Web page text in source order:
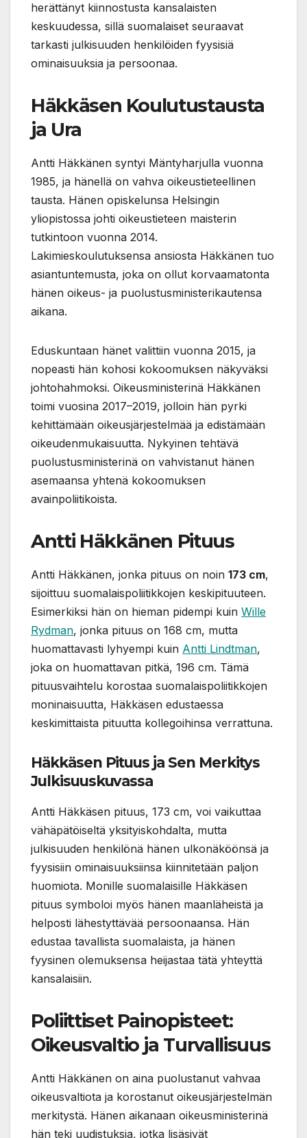
herättänyt kiinnostusta kansalaisten
keskuudessa, sillä suomalaiset seuraavat
tarkasti julkisuuden henkilöiden fyysisiä
ominaisuuksia ja persoonaa.
Häkkäsen Koulutustausta
ja Ura
Antti Häkkänen syntyi Mäntyharjulla vuonna
1985, ja hänellä on vahva oikeustieteellinen
tausta. Hänen opiskelunsa Helsingin
yliopistossa johti oikeustieteen maisterin
tutkintoon vuonna 2014.
Lakimieskoulutuksensa ansiosta Häkkänen tuo
asiantuntemusta, joka on ollut korvaamatonta
hänen oikeus- ja puolustusministerikautensa
aikana.
Eduskuntaan hänet valittiin vuonna 2015, ja
nopeasti hän kohosi kokoomuksen näkyväksi
johtohahmoksi. Oikeusministerinä Häkkänen
toimi vuosina 2017–2019, jolloin hän pyrki
kehittämään oikeusjärjestelmää ja edistämään
oikeudenmukaisuutta. Nykyinen tehtävä
puolustusministerinä on vahvistanut hänen
asemaansa yhtenä kokoomuksen
avainpoliitikoista.
Antti Häkkänen Pituus
Antti Häkkänen, jonka pituus on noin 173 cm,
sijoittuu suomalaispoliitikkojen keskipituuteen.
Esimerkiksi hän on hieman pidempi kuin Wille
Rydman, jonka pituus on 168 cm, mutta
huomattavasti lyhyempi kuin Antti Lindtman,
joka on huomattavan pitkä, 196 cm. Tämä
pituusvaihtelu korostaa suomalaispoliitikkojen
moninaisuutta, Häkkäsen edustaessa
keskimittaista pituutta kollegoihinsa verrattuna​.
Häkkäsen Pituus ja Sen Merkitys
Julkisuuskuvassa
Antti Häkkäsen pituus, 173 cm, voi vaikuttaa
vähäpätöiseltä yksityiskohdalta, mutta
julkisuuden henkilönä hänen ulkonäköönsä ja
fyysisiin ominaisuuksiinsa kiinnitetään paljon
huomiota. Monille suomalaisille Häkkäsen
pituus symboloi myös hänen maanläheistä ja
helposti lähestyttävää persoonaansa. Hän
edustaa tavallista suomalaista, ja hänen
fyysinen olemuksensa heijastaa tätä yhteyttä
kansalaisiin.
Poliittiset Painopisteet:
Oikeusvaltio ja Turvallisuus
Antti Häkkänen on aina puolustanut vahvaa
oikeusvaltiota ja korostanut oikeusjärjestelmän
merkitystä. Hänen aikanaan oikeusministerinä
hän teki uudistuksia, jotka lisäsivät